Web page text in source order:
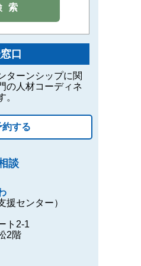
索
口
ターンシップに関
の人材コーディネ
。
する
談
援センター）
ト2-1
2階